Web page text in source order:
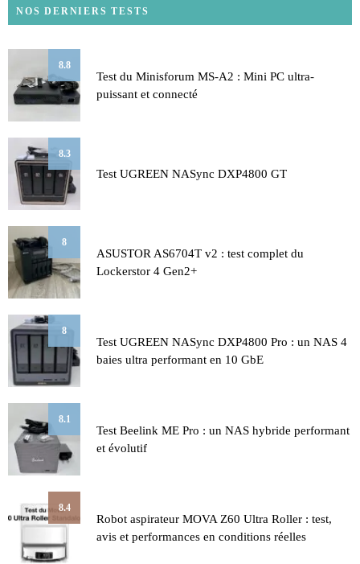
NOS DERNIERS TESTS
8.8
Test du Minisforum MS-A2 : Mini PC ultra-
puissant et connecté
8.3
Test UGREEN NASync DXP4800 GT
8
ASUSTOR AS6704T v2 : test complet du
Lockerstor 4 Gen2+
8
Test UGREEN NASync DXP4800 Pro : un NAS 4
baies ultra performant en 10 GbE
8.1
Test Beelink ME Pro : un NAS hybride performant
et évolutif
8.4
Robot aspirateur MOVA Z60 Ultra Roller : test,
avis et performances en conditions réelles